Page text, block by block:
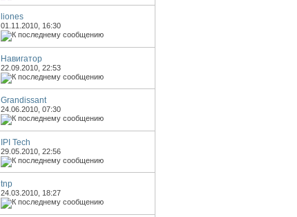
liones
01.11.2010, 16:30
Навигатор
22.09.2010, 22:53
Grandissant
24.06.2010, 07:30
IPI Tech
29.05.2010, 22:56
tnp
24.03.2010, 18:27